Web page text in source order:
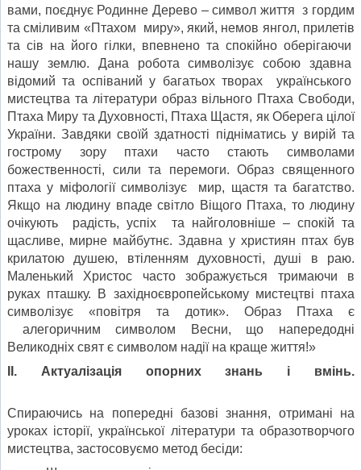
вами, поєднує Родинне Дерево – символ життя з гордим
та сміливим «Птахом миру», який, немов янгол, прилетів
та сів на його гілки, впевнено та спокійно оберігаючи
нашу землю. Дана робота символізує собою здавна
відомий та оспіваний у багатьох творах українського
мистецтва та літератури образ вільного Птаха Свободи,
Птаха Миру та Духовності, Птаха Щастя, як Оберега цілої
України. Завдяки своїй здатності підніматись у вирій та
гострому зору птахи часто стають символами
божественності, сили та перемоги. Образ священного
птаха у міфології символізує мир, щастя та багатство.
Якщо на людину впаде світло Віщого Птаха, то людину
очікують радість, успіх та найголовніше – спокій та
щасливе, мирне майбутнє. Здавна у християн птах був
крилатою душею, втіленням духовності, душі в раю.
Маленький Христос часто зображується тримаючи в
руках пташку. В західноєвропейському мистецтві птаха
символізує «повітря та дотик». Образ Птаха є
алегоричним символом Весни, що напередодні
Великодніх свят є символом надії на краще життя!»
ІІ. Актуалізація опорних знань і вмінь.
Спираючись на попередні базові знання, отримані на
уроках історії, української літератури та образотворчого
мистецтва, застосовуємо метод бесіди: